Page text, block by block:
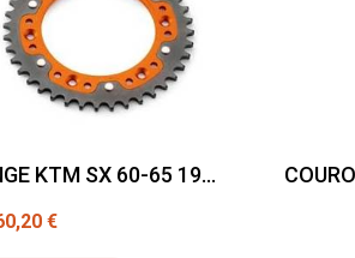
COURONNE ORANGE KTM SX 60-65 1998-2011
€